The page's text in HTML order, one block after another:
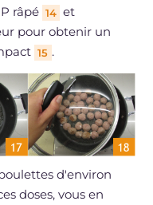
râpé 14 et
pour obtenir un
15 .
d'environ
doses, vous en